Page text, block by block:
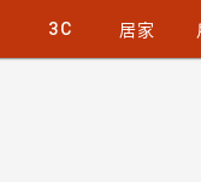
3C 居家